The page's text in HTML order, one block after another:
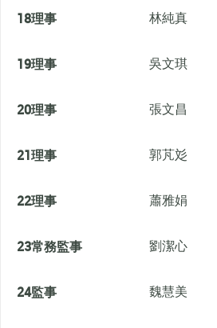
18理事 林純真
19理事 吳文琪
20理事 張文昌
21理事 郭芃彣
22理事 蕭雅娟
23常務監事 劉潔心
24監事 魏慧美